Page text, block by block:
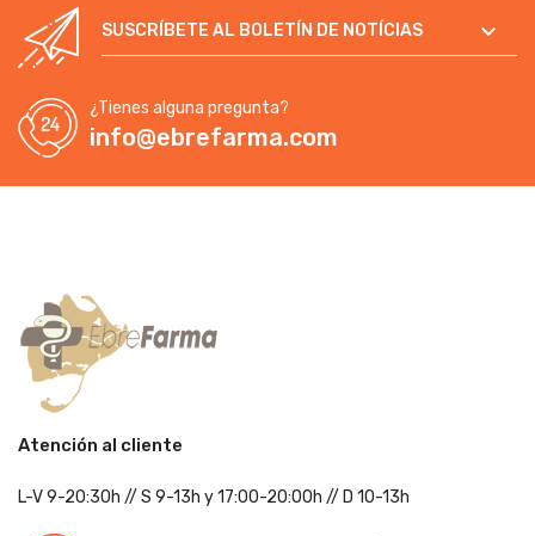
SUSCRÍBETE AL BOLETÍN DE NOTÍCIAS 
¿Tienes alguna pregunta?
info@ebrefarma.com
Atención al cliente
L-V 9-20:30h // S 9-13h y 17:00-20:00h // D 10-13h